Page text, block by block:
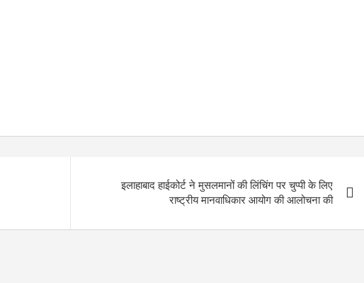
इलाहाबाद हाईकोर्ट ने मुसलमानों की लिंचिंग पर चुप्पी के लिए
राष्ट्रीय मानवाधिकार आयोग की आलोचना की